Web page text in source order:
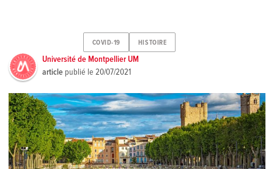
COVID-19 HISTOIRE
Université de Montpellier UM
article publié le20/07/2021